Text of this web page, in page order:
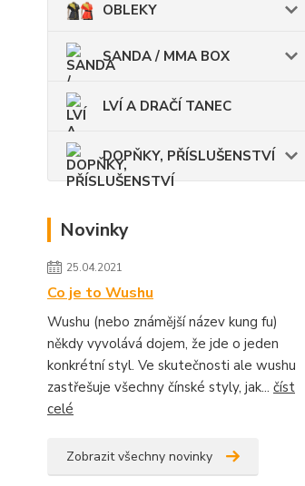
OBLEKY
SANDA / MMA BOX
LVÍ A DRAČÍ TANEC
DOPŇKY, PŘÍSLUŠENSTVÍ
Novinky
25.04.2021
Co je to Wushu
Wushu (nebo známější název kung fu)
někdy vyvolává dojem, že jde o jeden
konkrétní styl. Ve skutečnosti ale wushu
zastřešuje všechny čínské styly, jak... číst
celé
Zobrazit všechny novinky